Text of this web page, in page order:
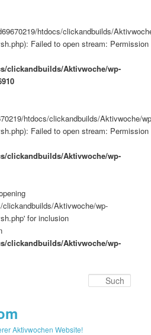
htdocs/clickandbuilds/
Failed to open stream: Permission
clickandbuilds/Aktivwoche/wp-
htdocs/clickandbuilds/Aktivwoche/
Failed to open stream: Permission
clickandbuilds/Aktivwoche/wp-
Aktivwoche/wp-
for inclusion
clickandbuilds/Aktivwoche/wp-
Aktivwochen Website!